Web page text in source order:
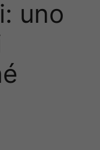
uno